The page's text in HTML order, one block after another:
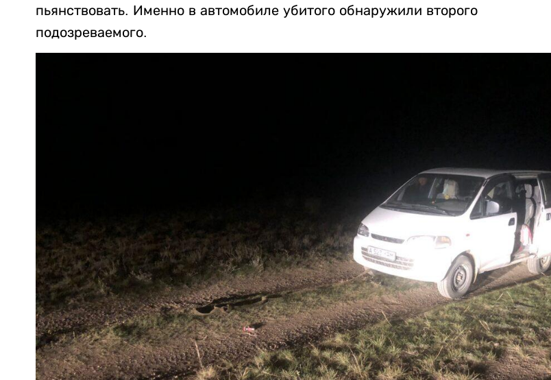
пьянствовать. Именно в автомобиле убитого обнаружили второго
подозреваемого.